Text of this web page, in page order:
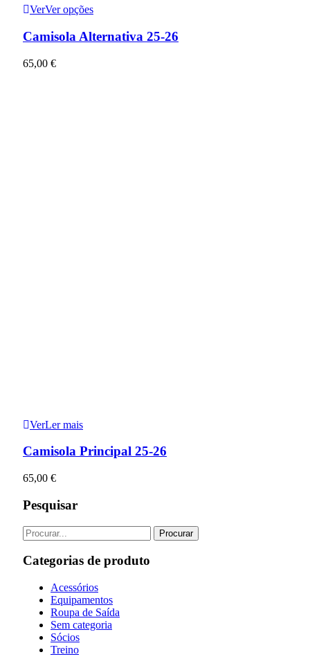
VerVer opções
Camisola Alternativa 25-26
65,00 €
VerLer mais
Camisola Principal 25-26
65,00 €
Pesquisar
Categorias de produto
Acessórios
Equipamentos
Roupa de Saída
Sem categoria
Sócios
Treino